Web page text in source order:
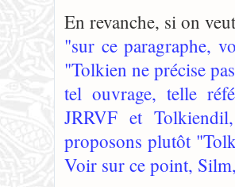
En revanche, si on
"sur ce paragraphe,
"Tolkien ne précise
tel ouvrage, telle
JRRVF et
proposons plutôt
Voir sur ce point,